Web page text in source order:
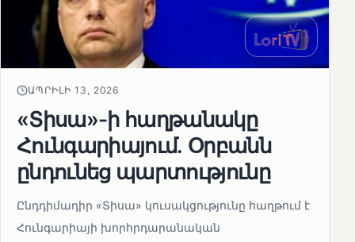
ԱՊՐԻԼԻ 13, 2026
«Տիսա»-ի հաղթանակը
Հունգարիայում․ Օրբանն
ընդունեց պարտությունը
Ընդդիմադիր «Տիսա» կուսակցությունը հաղթում է
Հունգարիայի խորհրդարանական